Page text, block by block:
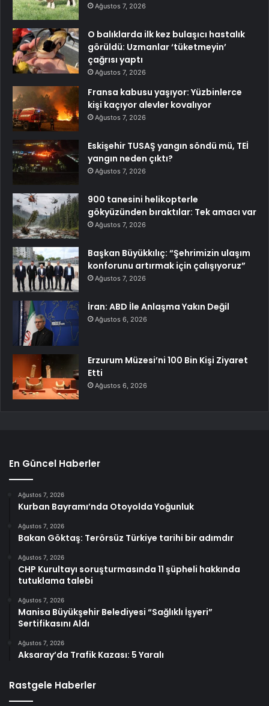
Ağustos 7, 2026
O balıklarda ilk kez bulaşıcı hastalık
görüldü: Uzmanlar ‘tüketmeyin’
çağrısı yaptı
Ağustos 7, 2026
Fransa kabusu yaşıyor: Yüzbinlerce
kişi kaçıyor alevler kovalıyor
Ağustos 7, 2026
Eskişehir TUSAŞ yangın söndü mü, TEİ
yangın neden çıktı?
Ağustos 7, 2026
900 tanesini helikopterle
gökyüzünden bıraktılar: Tek amacı var
Ağustos 7, 2026
Başkan Büyükkılıç: “Şehrimizin ulaşım
konforunu artırmak için çalışıyoruz”
Ağustos 7, 2026
İran: ABD İle Anlaşma Yakın Değil
Ağustos 6, 2026
Erzurum Müzesi’ni 100 Bin Kişi Ziyaret
Etti
Ağustos 6, 2026
En Güncel Haberler
Ağustos 7, 2026
Kurban Bayramı’nda Otoyolda Yoğunluk
Ağustos 7, 2026
Bakan Göktaş: Terörsüz Türkiye tarihi bir adımdır
Ağustos 7, 2026
CHP Kurultayı soruşturmasında 11 şüpheli hakkında
tutuklama talebi
Ağustos 7, 2026
Manisa Büyükşehir Belediyesi “Sağlıklı İşyeri”
Sertifikasını Aldı
Ağustos 7, 2026
Aksaray’da Trafik Kazası: 5 Yaralı
Rastgele Haberler